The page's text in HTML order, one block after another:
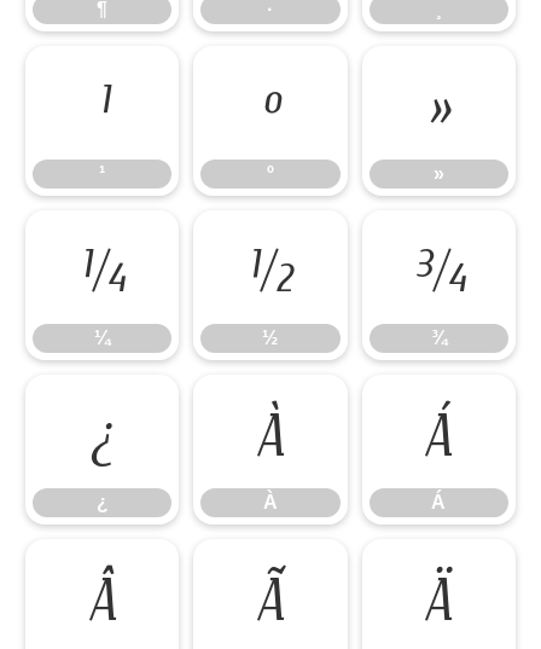
¶ ·
¹
¹
º
º
»
»
¼
¼
½
½
¾
¾
¿
¿
À
À
Á
Á
Â Ã Ä